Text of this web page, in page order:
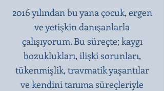
2016 yılından bu yana çocuk, ergen
ve yetişkin danışanlarla
çalışıyorum. Bu süreçte; kaygı
bozuklukları, ilişki sorunları,
tükenmişlik, travmatik yaşantılar
ve kendini tanıma süreçleriyle